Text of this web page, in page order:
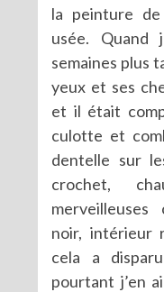
la peinture
usée. Quand
semaines plus
yeux et ses
et il était
culotte et
dentelle sur
crochet,
merveilleuses
noir, intérieur
cela a
pourtant j’en